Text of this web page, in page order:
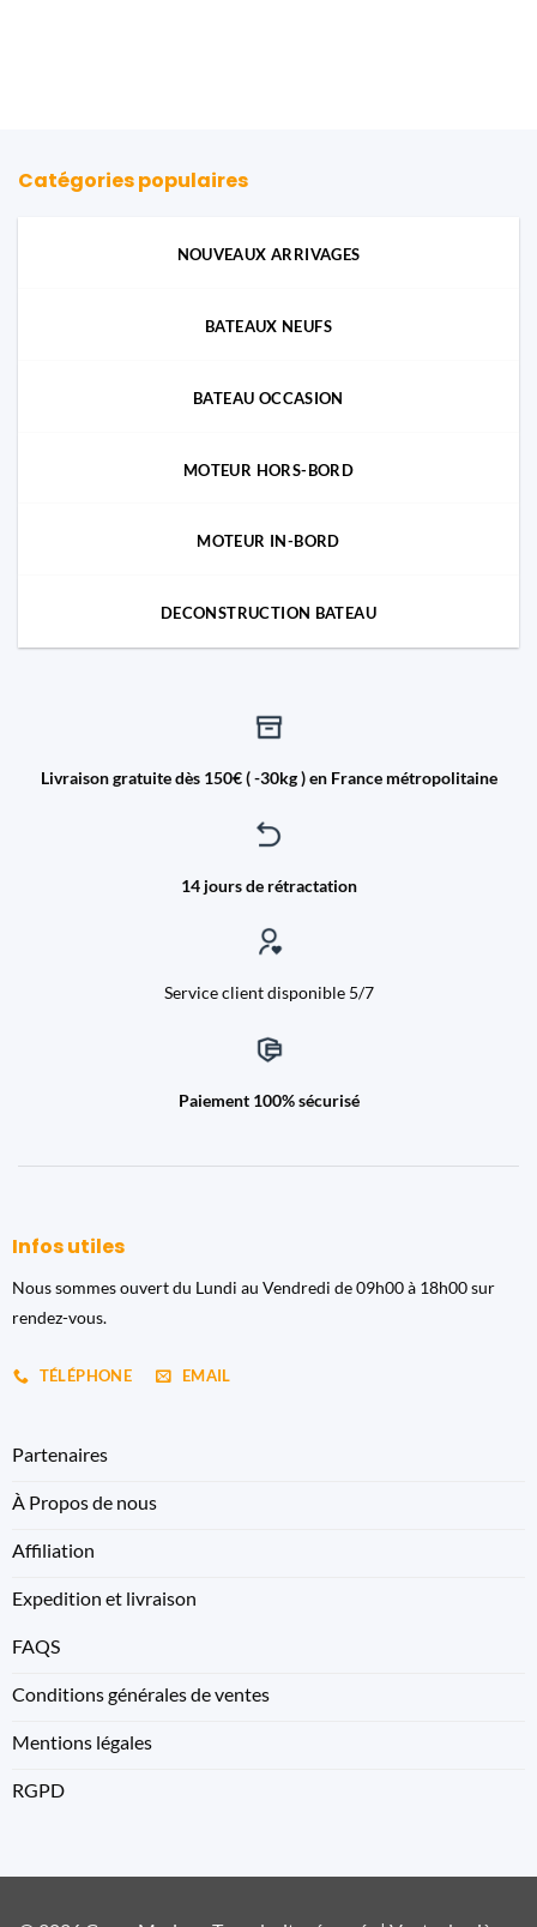
Catégories populaires
NOUVEAUX ARRIVAGES
BATEAUX NEUFS
BATEAU OCCASION
MOTEUR HORS-BORD
MOTEUR IN-BORD
DECONSTRUCTION BATEAU
Livraison gratuite dès 150€ ( -30kg ) en France métropolitaine
14 jours de rétractation
Service client disponible 5/7
Paiement 100% sécurisé
Infos utiles
Nous sommes ouvert du Lundi au Vendredi de 09h00 à 18h00 sur
rendez-vous.
TÉLÉPHONE EMAIL
Partenaires
À Propos de nous
Affiliation
Expedition et livraison
FAQS
Conditions générales de ventes
Mentions légales
RGPD